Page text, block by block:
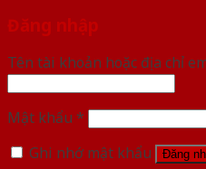
Đăng nhập
Tên tài khoản hoặc địa chỉ
Mật khẩu *
Ghi nhớ mật khẩu
Đăng